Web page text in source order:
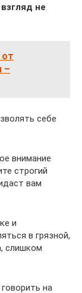
не
–
себе
внимание
строгий
вам
и
в грязной,
слишком
на